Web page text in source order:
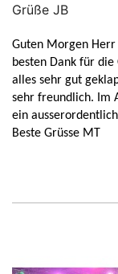
Grüße JB
Guten Morgen Herr
besten Dank für
alles sehr gut
sehr freundlich. Im
ein
Beste Grüsse MT